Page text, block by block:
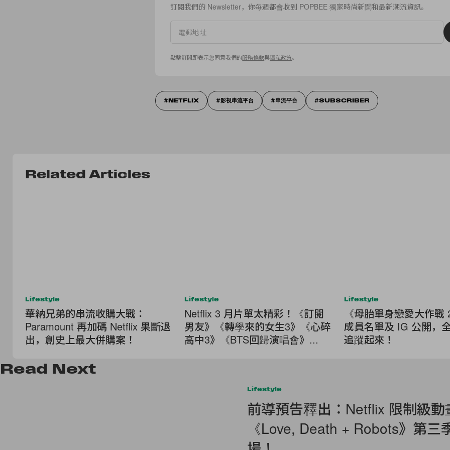
訂閱我們的 Newsletter，你每週都會收到 POPBEE 獨家時尚新聞和最新潮流資訊。
點擊訂閱即表示您同意我們的服務條款與隱私政策。
NETFLIX 影視串流平台 串流平台 SUBSCRIBER
Related Articles
Lifestyle
華納兄弟的串流收購大戰：
Paramount 再加碼 Netflix 果斷退
出，創史上最大併購案！
Lifestyle
Netflix 3 月片單太精彩！《訂閱
男友》《轉學來的女生3》《心碎
高中3》《BTS回歸演唱會》...
Lifestyle
《母胎單身戀愛大作戰
成員名單及 IG 公開，
追蹤起來！
Read Next
Lifestyle
前導預告釋出：Netflix 限制級動
《Love, Death + Robots》第三